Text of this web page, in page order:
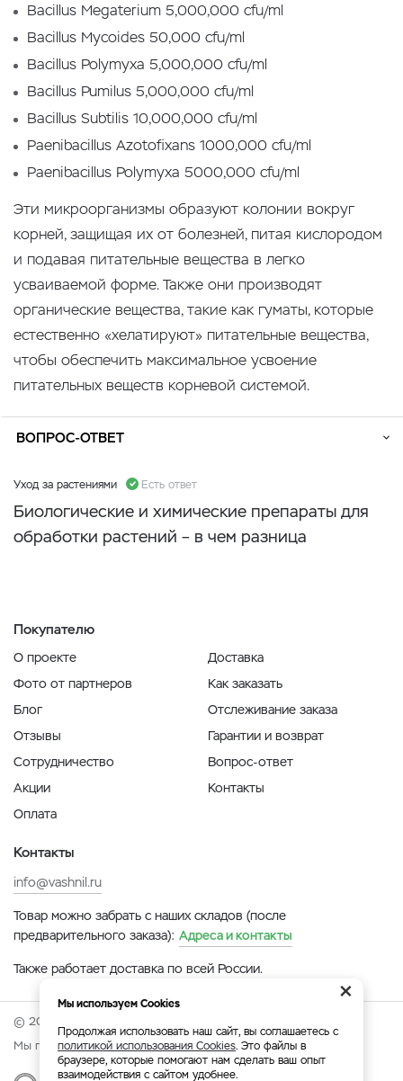
Bacillus Megaterium 5,000,000 cfu/ml
Bacillus Mycoides 50,000 cfu/ml
Bacillus Polymyxa 5,000,000 cfu/ml
Bacillus Pumilus 5,000,000 cfu/ml
Bacillus Subtilis 10,000,000 cfu/ml
Paenibacillus Azotofixans 1000,000 cfu/ml
Paenibacillus Polymyxa 5000,000 cfu/ml
Эти микроорганизмы образуют колонии вокруг
корней, защищая их от болезней, питая кислородом
и подавая питательные вещества в легко
усваиваемой форме. Также они производят
органические вещества, такие как гуматы, которые
естественно «хелатируют» питательные вещества,
чтобы обеспечить максимальное усвоение
питательных веществ корневой системой.
ВОПРОС-ОТВЕТ
Уход за растениями Есть ответ
Биологические и химические препараты для
обработки растений – в чем разница
Покупателю
О проекте
Фото от партнеров
Блог
Отзывы
Сотрудничество
Акции
Оплата
Доставка
Как заказать
Отслеживание заказа
Гарантии и возврат
Вопрос-ответ
Контакты
Контакты
info@vashnil.ru
Товар можно забрать с наших складов (после
предварительного заказа): Адреса и контакты
Также работает доставка по всей России.
© 2026 Онлайн-ярмарка ВАСХНиЛ.
Мы принимаем:
×
Мы используем Cookies
Продолжая использовать наш сайт, вы соглашаетесь с
политикой использования Cookies. Это файлы в
браузере, которые помогают нам сделать ваш опыт
взаимодействия с сайтом удобнее.